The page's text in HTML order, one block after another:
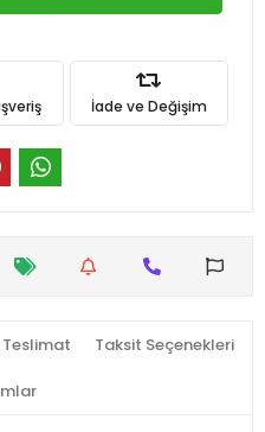
İade ve Değişim
Taksit Seçenekleri